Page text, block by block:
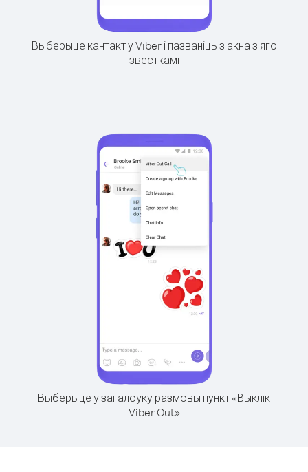
Выберыце кантакт у Viber і пазваніць з акна з яго
звесткамі
Выберыце ў загалоўку размовы пункт «Выклік
Viber Out»